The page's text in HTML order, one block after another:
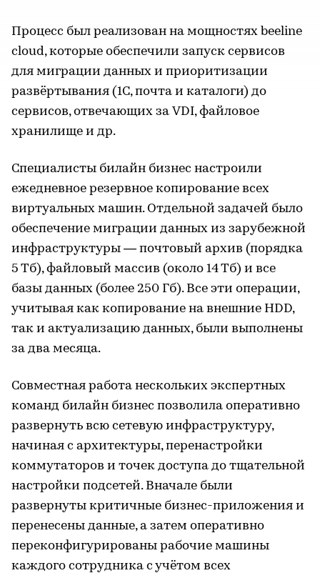
Процесс был реализован на мощностях beeline
cloud, которые обеспечили запуск сервисов
для миграции данных и приоритизации
развёртывания (1С, почта и каталоги) до
сервисов, отвечающих за VDI, файловое
хранилище и др.
Специалисты билайн бизнес настроили
ежедневное резервное копирование всех
виртуальных машин. Отдельной задачей было
обеспечение миграции данных из зарубежной
инфраструктуры — почтовый архив (порядка
5 Тб), файловый массив (около 14 Тб) и все
базы данных (более 250 Гб). Все эти операции,
учитывая как копирование на внешние HDD,
так и актуализацию данных, были выполнены
за два месяца.
Совместная работа нескольких экспертных
команд билайн бизнес позволила оперативно
развернуть всю сетевую инфраструктуру,
начиная с архитектуры, перенастройки
коммутаторов и точек доступа до тщательной
настройки подсетей. Вначале были
развернуты критичные бизнес-приложения и
перенесены данные, а затем оперативно
переконфигурированы рабочие машины
каждого сотрудника с учётом всех